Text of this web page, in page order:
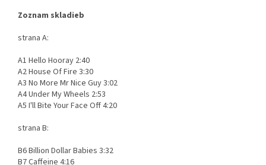
Zoznam skladieb
strana A:
A1 Hello Hooray 2:40
A2 House Of Fire 3:30
A3 No More Mr Nice Guy 3:02
A4 Under My Wheels 2:53
A5 I'll Bite Your Face Off 4:20
strana B:
B6 Billion Dollar Babies 3:32
B7 Caffeine 4:16